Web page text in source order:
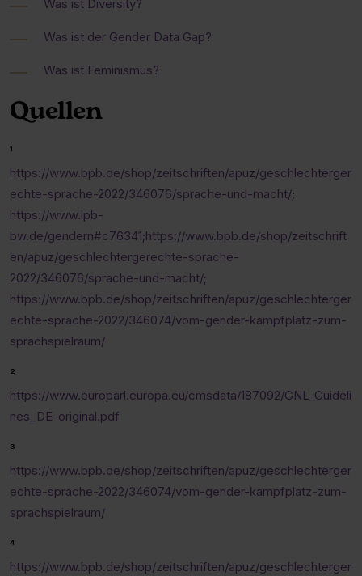
Was ist Diversity?
Was ist der Gender Data Gap?
Was ist Feminismus?
Quellen
¹
https://www.bpb.de/shop/zeitschriften/apuz/geschlechterger
echte-sprache-2022/346076/sprache-und-macht/;
https://www.lpb-
bw.de/gendern#c76341;https://www.bpb.de/shop/zeitschrift
en/apuz/geschlechtergerechte-sprache-
2022/346076/sprache-und-macht/;
https://www.bpb.de/shop/zeitschriften/apuz/geschlechterger
echte-sprache-2022/346074/vom-gender-kampfplatz-zum-
sprachspielraum/
²
https://www.europarl.europa.eu/cmsdata/187092/GNL_Guideli
nes_DE-original.pdf
³
https://www.bpb.de/shop/zeitschriften/apuz/geschlechterger
echte-sprache-2022/346074/vom-gender-kampfplatz-zum-
sprachspielraum/
⁴
https://www.bpb.de/shop/zeitschriften/apuz/geschlechterger